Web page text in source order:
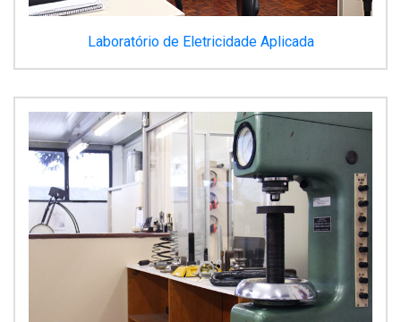
Laboratório de Eletricidade Aplicada